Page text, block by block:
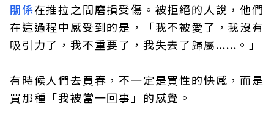
關係在推拉之間磨損受傷。被拒絕的人說，他們
在這過程中感受到的是，「我不被愛了，我沒有
吸引力了，我不重要了，我失去了歸屬......。」
有時候人們去買春，不一定是買性的快感，而是
買那種「我被當一回事」的感覺。